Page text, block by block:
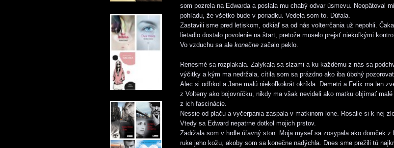
som pozrela na Edwarda a poslala mu chabý odvar úsmevu. Neopätoval
pohľadu, že všetko bude v poriadku. Vedela som to. Dúfala.
Zastavili sme pred letiskom, odkiaľ sa od nás volterrčania už nepohli.
lietadlo dostalo povolenie na štart, pretože muselo prejsť niekoľkými
Vo vzduchu sa ale konečne začalo peklo.
Renesmé sa rozplakala. Zalykala sa slzami a ku každému z nás sa
výčitky a kým ma nedržala, cítila som sa prázdno ako iba úbohý
Alec si odfrkol a Jane malú niekoľkokrát okríkla. Demetri a Felix ma len
z Volterry ako bojovníčku, nikdy ma však nevideli ako matku objímať
z ich fascinácie.
Nessie od plaču a vyčerpania zaspala v matkinom lone. Rosalie si k nej
Vtedy sa Edward nepatrne dotkol mojich prstov.
Zadržala som v hrdle úľavný ston. Moja myseľ sa zosypala ako domček
ruke jeho kožu, akoby som sa konečne nadýchla. Dnes sme prežili tú